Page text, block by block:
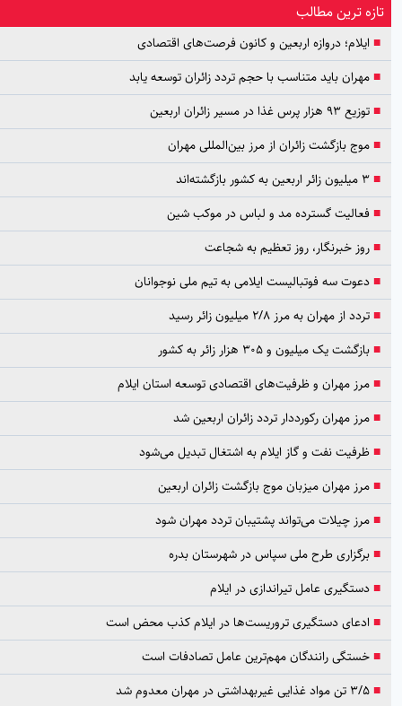
ترین مطالب
ایلام؛ دروازه اربعین و کانون فرصت‌های اقتصادی
مهران باید متناسب با حجم تردد زائران توسعه یابد
توزیع ۹۳ هزار پرس غذا در مسیر زائران اربعین
موج بازگشت زائران از مرز بین‌المللی مهران
فعالیت گسترده مد و لباس در موکب شین
روز خبرنگار، روز تعظیم به شجاعت
دعوت سه فوتبالیست ایلامی به تیم ملی نوجوانان
تردد از مهران به مرز ۲/۸ میلیون زائر رسید
بازگشت یک میلیون و ۳۰۵ هزار زائر به کشور
مرز مهران و ظرفیت‌های اقتصادی توسعه استان ایلام
مرز مهران رکورددار تردد زائران اربعین شد
ظرفیت نفت و گاز ایلام به اشتغال تبدیل می‌شود
مرز مهران میزبان موج بازگشت زائران اربعین
مرز چیلات می‌تواند پشتیبان تردد مهران شود
برگزاری طرح ملی سپاس در شهرستان بدره
دستگیری عامل تیراندازی در ایلام
ادعای دستگیری تروریست‌ها در ایلام کذب محض است
خستگی رانندگان مهم‌ترین عامل تصادفات است
۳/۵ تن مواد غذایی غیربهداشتی در مهران معدوم شد